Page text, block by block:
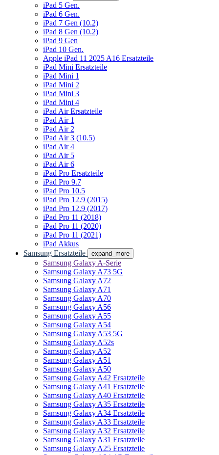
iPad 5 Gen.
iPad 6 Gen.
iPad 7 Gen (10.2)
iPad 8 Gen (10.2)
iPad 9 Gen
iPad 10 Gen.
Apple iPad 11 2025 A16 Ersatzteile
iPad Mini Ersatzteile
iPad Mini 1
iPad Mini 2
iPad Mini 3
iPad Mini 4
iPad Air Ersatzteile
iPad Air 1
iPad Air 2
iPad Air 3 (10.5)
iPad Air 4
iPad Air 5
iPad Air 6
iPad Pro Ersatzteile
iPad Pro 9.7
iPad Pro 10.5
iPad Pro 12.9 (2015)
iPad Pro 12.9 (2017)
iPad Pro 11 (2018)
iPad Pro 11 (2020)
iPad Pro 11 (2021)
iPad Akkus
Samsung Ersatzteile
expand_more
Samsung Galaxy A-Serie
Samsung Galaxy A73 5G
Samsung Galaxy A72
Samsung Galaxy A71
Samsung Galaxy A70
Samsung Galaxy A56
Samsung Galaxy A55
Samsung Galaxy A54
Samsung Galaxy A53 5G
Samsung Galaxy A52s
Samsung Galaxy A52
Samsung Galaxy A51
Samsung Galaxy A50
Samsung Galaxy A42 Ersatzteile
Samsung Galaxy A41 Ersatzteile
Samsung Galaxy A40 Ersatzteile
Samsung Galaxy A35 Ersatzteile
Samsung Galaxy A34 Ersatzteile
Samsung Galaxy A33 Ersatzteile
Samsung Galaxy A32 Ersatzteile
Samsung Galaxy A31 Ersatzteile
Samsung Galaxy A25 Ersatzteile